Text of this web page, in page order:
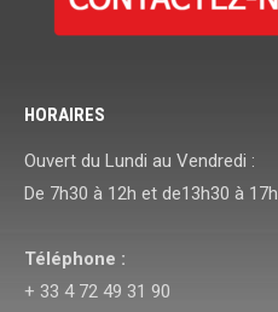
HORAIRES
Ouvert du Lundi au Vendredi :
De 7h30 à 12h et de13h30 à 17h
Téléphone :
+ 33 4 72 49 31 90